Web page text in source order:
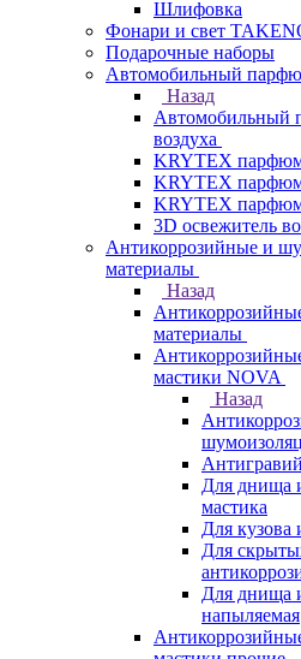
Шлифовка
Фонари и свет
Подарочные наборы
Автомобильный
Назад
Автомобильный
воздуха
KRYTEX
KRYTEX
KRYTEX
3D освежитель
Антикоррозийные и
материалы
Назад
материалы
мастики NOVA
Назад
Антигравий
Для днища
мастика
Для кузова
Для
Для днища
напыляемая